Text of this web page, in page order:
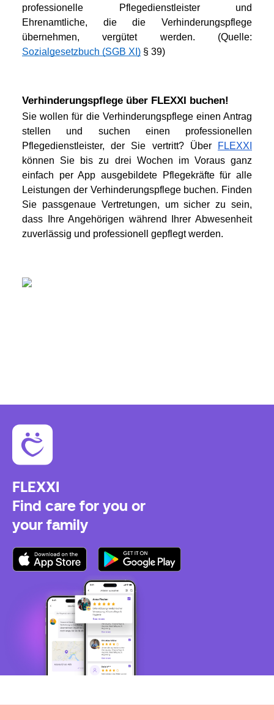
professionelle Pflegedienstleister und
Ehrenamtliche, die die Verhinderungspflege
übernehmen, vergütet werden. (Quelle:
Sozialgesetzbuch (SGB XI) § 39)
Verhinderungspflege über FLEXXI buchen!
Sie wollen für die Verhinderungspflege einen Antrag
stellen und suchen einen professionellen
Pflegedienstleister, der Sie vertritt? Über
FLEXXI
können Sie bis zu drei Wochen im Voraus ganz
einfach per App ausgebildete Pflegekräfte für alle
Leistungen der Verhinderungspflege buchen. Finden
Sie passgenaue Vertretungen, um sicher zu sein,
dass Ihre Angehörigen während Ihrer Abwesenheit
zuverlässig und professionell gepflegt werden.
FLEXXI
Find care for you or
your family